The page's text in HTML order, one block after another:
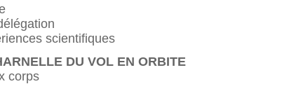
scientifiques
DU VOL EN ORBITE
corps